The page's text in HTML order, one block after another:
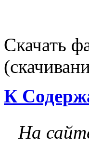
Скачать
К
На